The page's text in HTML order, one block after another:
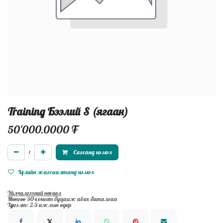
Training Бээлий S (ягаан)
50'000.0000₮
Сагсанд нэмэх
Хүслийн жагсаалтанд нэмэх
Үйлчилгээний нөхцөл
Мөнгөө 30-хоногт буцааж авах баталгаа
Хүргэлт: 2-3 ажлын өдөр